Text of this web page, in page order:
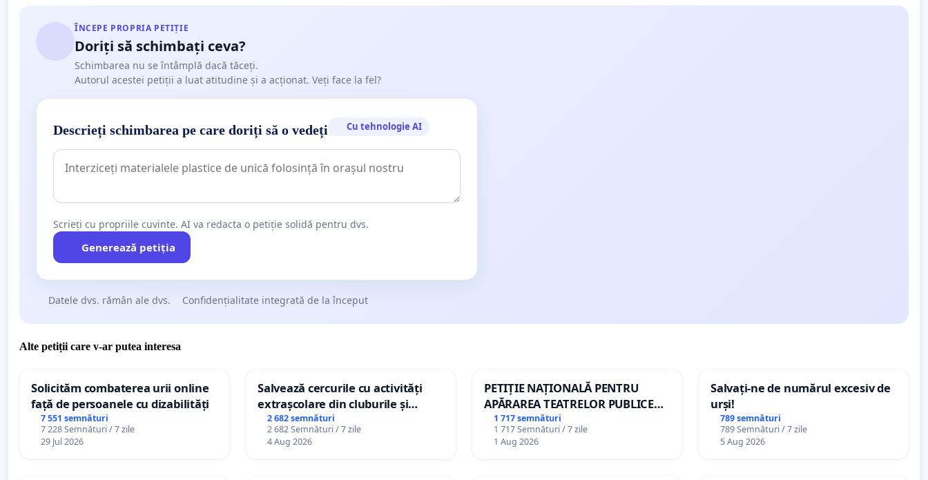
ÎNCEPE PROPRIA PETIȚIE
Doriți să schimbați ceva?
Schimbarea nu se întâmplă dacă tăceți.
Autorul acestei petiții a luat atitudine și a acționat. Veți face la fel?
Descrieți schimbarea pe care doriți să o vedeți Cu tehnologie AI
Scrieți cu propriile cuvinte. AI va redacta o petiție solidă pentru dvs.
Generează petiția
Datele dvs. rămân ale dvs. Confidențialitate integrată de la început
Alte petiții care v-ar putea interesa
Solicităm combaterea urii online
față de persoanele cu dizabilități
7 551 semnături
7 228 Semnături / 7 zile
29 Jul 2026
Salvează cercurile cu activități
extrașcolare din cluburile și
palatele copiilor
2 682 semnături
2 682 Semnături / 7 zile
4 Aug 2026
PETIȚIE NAȚIONALĂ PENTRU
APĂRAREA TEATRELOR PUBLICE
DE REPERTORIU DIN ROMÂNIA
1 717 semnături
1 717 Semnături / 7 zile
1 Aug 2026
Salvați-ne de numărul excesiv de
urși!
789 semnături
789 Semnături / 7 zile
5 Aug 2026